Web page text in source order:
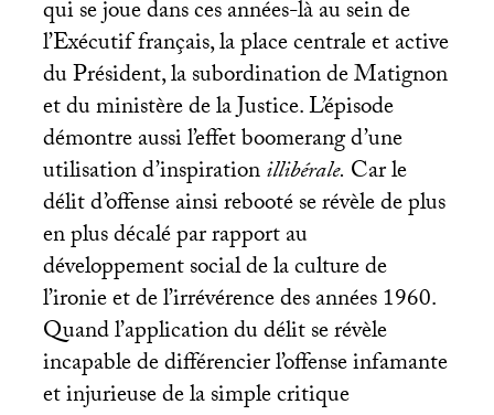
qui se joue dans ces années-là au sein de
l’Exécutif français, la place centrale et active
du Président, la subordination de Matignon
et du ministère de la Justice. L’épisode
démontre aussi l’effet boomerang d’une
utilisation d’inspirationillibérale. Car le
délit d’offense ainsi rebooté se révèle de plus
en plus décalé par rapport au
développement social de la culture de
l’ironie et de l’irrévérence des années 1960.
Quand l’application du délit se révèle
incapable de différencier l’offense infamante
et injurieuse de la simple critique